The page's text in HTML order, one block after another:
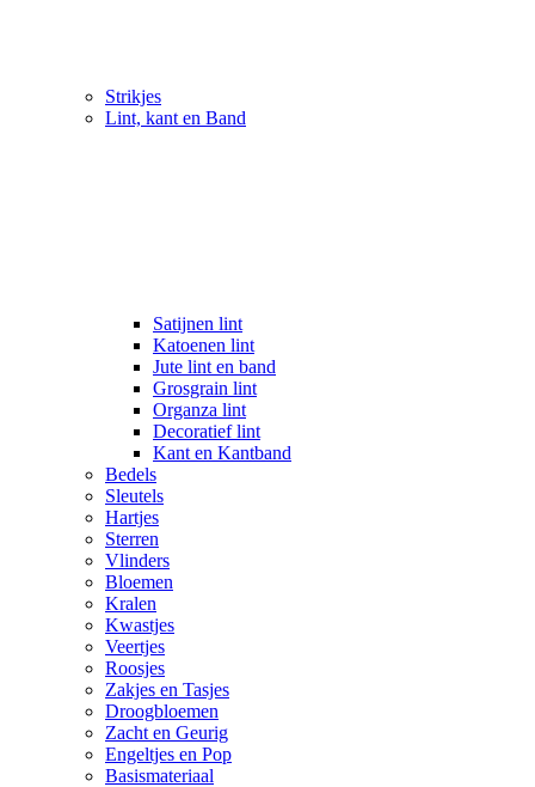
Strikjes
Lint, kant en Band
Satijnen lint
Katoenen lint
Jute lint en band
Grosgrain lint
Organza lint
Decoratief lint
Kant en Kantband
Bedels
Sleutels
Hartjes
Sterren
Vlinders
Bloemen
Kralen
Kwastjes
Veertjes
Roosjes
Zakjes en Tasjes
Droogbloemen
Zacht en Geurig
Engeltjes en Pop
Basismateriaal